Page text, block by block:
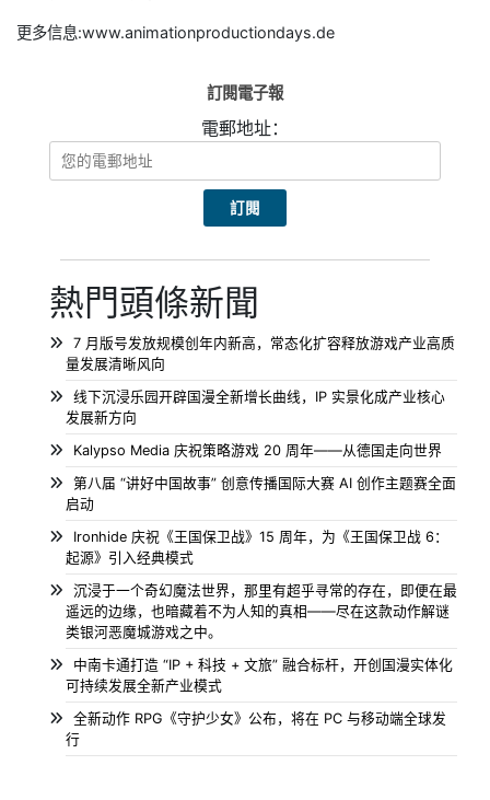
更多信息:www.animationproductiondays.de
訂閱電子報
電郵地址：
熱門頭條新聞
7 月版号发放规模创年内新高，常态化扩容释放游戏产业高质
量发展清晰风向
线下沉浸乐园开辟国漫全新增长曲线，IP 实景化成产业核心
发展新方向
Kalypso Media 庆祝策略游戏 20 周年——从德国走向世界
第八届 “讲好中国故事” 创意传播国际大赛 AI 创作主题赛全面
启动
Ironhide 庆祝《王国保卫战》15 周年，为《王国保卫战 6：
起源》引入经典模式
沉浸于一个奇幻魔法世界，那里有超乎寻常的存在，即便在最
遥远的边缘，也暗藏着不为人知的真相——尽在这款动作解谜
类银河恶魔城游戏之中。
中南卡通打造 “IP + 科技 + 文旅” 融合标杆，开创国漫实体化
可持续发展全新产业模式
全新动作 RPG《守护少女》公布，将在 PC 与移动端全球发
行